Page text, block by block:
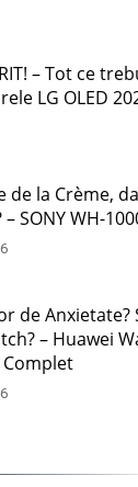
– Tot ce
LG OLED
de la Crème,
SONY WH-
de Anxietate?
– Huawei
Complet